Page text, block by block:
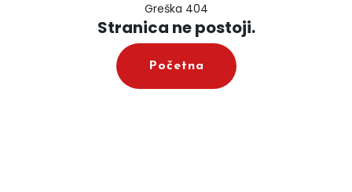
Greška 404
Stranica ne postoji.
Početna